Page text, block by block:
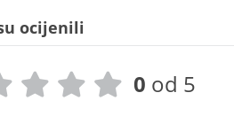
ocijenili
0 od 5